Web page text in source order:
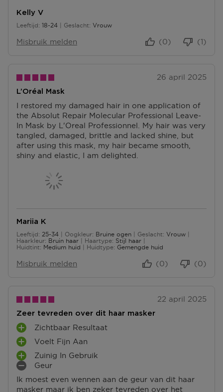
E
T
E
N
T
N
Kelly V
Leeftijd
18 tot 24 18-24 Geslacht Vrouw
Misbruik melden (1)
(0)
26 april 2025
L’Oréal Mask
I restored my damaged hair in one application of
the Absolut Repair Molecular Professional Leave-
In Mask by L'Oreal Professionnel. My hair was very
tangled, damaged, brittle and lacked shine, but
after using this mask, my hair became smooth,
shiny and elastic, I am delighted.
Mariia K
Leeftijd
25 tot 3425-34 Oogkleur Bruine ogen Geslacht
Vrouw
Haarkleur
Bruin haar Haartype
Stijl haar
Huidtint
Medium huid Huidtype Gemengde huid
Misbruik melden (0)
(0)
22 april 2025
Zeer tevreden over dit haar masker
Ik moest even wennen aan de geur van dit haar
masker maar ik ben zeker tevreden over het
P
L
U
S
P
U
Zichtbaar Resultaat
P
L
U
S
Voelt Fijn Aan
P
L
U
S
Zuinig In Gebruik
M
N
Geur